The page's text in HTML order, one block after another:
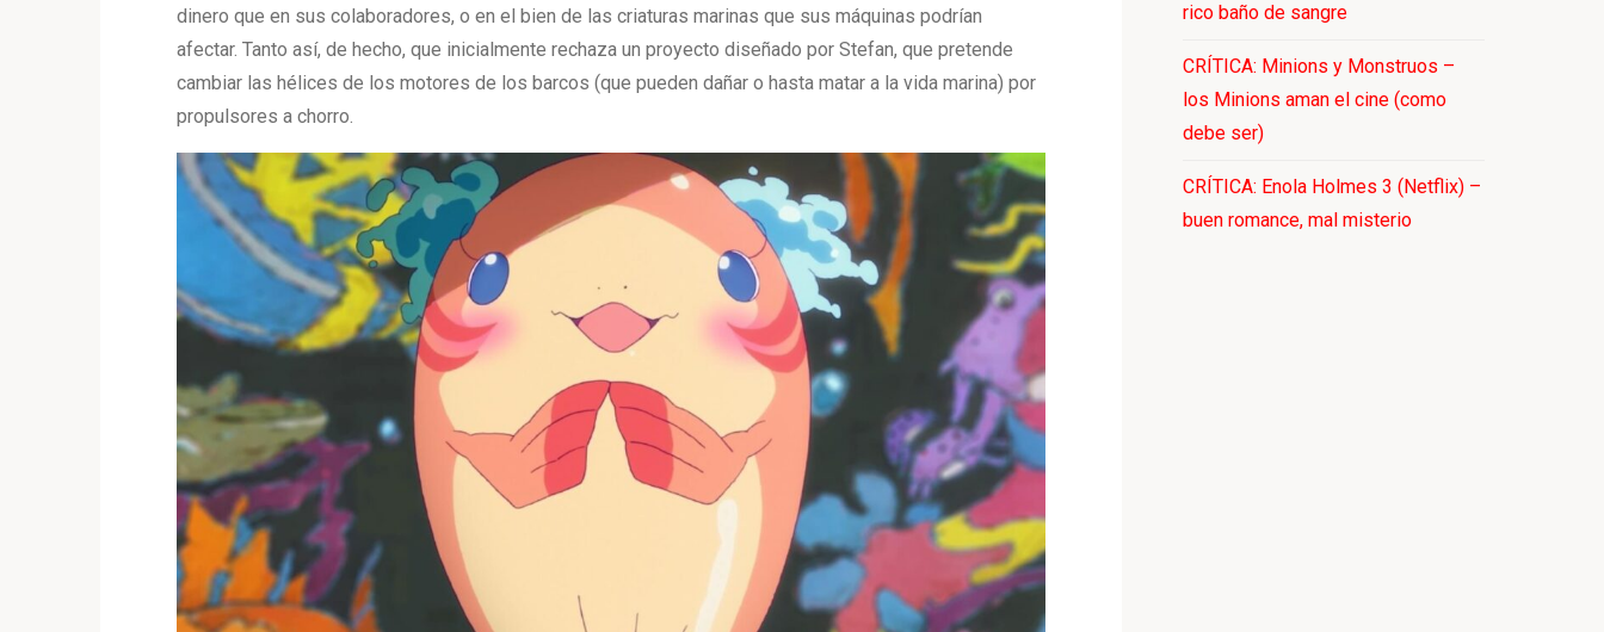
dinero que en sus colaboradores, o en el bien de las criaturas marinas que sus máquinas podrían
afectar. Tanto así, de hecho, que inicialmente rechaza un proyecto diseñado por Stefan, que pretende
cambiar las hélices de los motores de los barcos (que pueden dañar o hasta matar a la vida marina) por
propulsores a chorro.
rico baño de sangre
CRÍTICA: Minions y Monstruos –
los Minions aman el cine (como
debe ser)
CRÍTICA: Enola Holmes 3 (Netflix) –
buen romance, mal misterio